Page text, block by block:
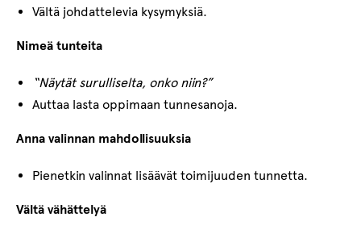
Vältä johdattelevia kysymyksiä.
Nimeä tunteita
“Näytät surulliselta, onko niin?”
Auttaa lasta oppimaan tunnesanoja.
Anna valinnan mahdollisuuksia
Pienetkin valinnat lisäävät toimijuuden tunnetta.
Vältä vähättelyä